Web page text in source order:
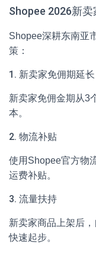
Shopee 2026新卖
Shopee深耕东南亚
策：
1. 新卖家免佣期延长
新卖家免佣金期从3
本。
2. 物流补贴
使用Shopee官方物
运费补贴。
3. 流量扶持
新卖家商品上架后
快速起步。